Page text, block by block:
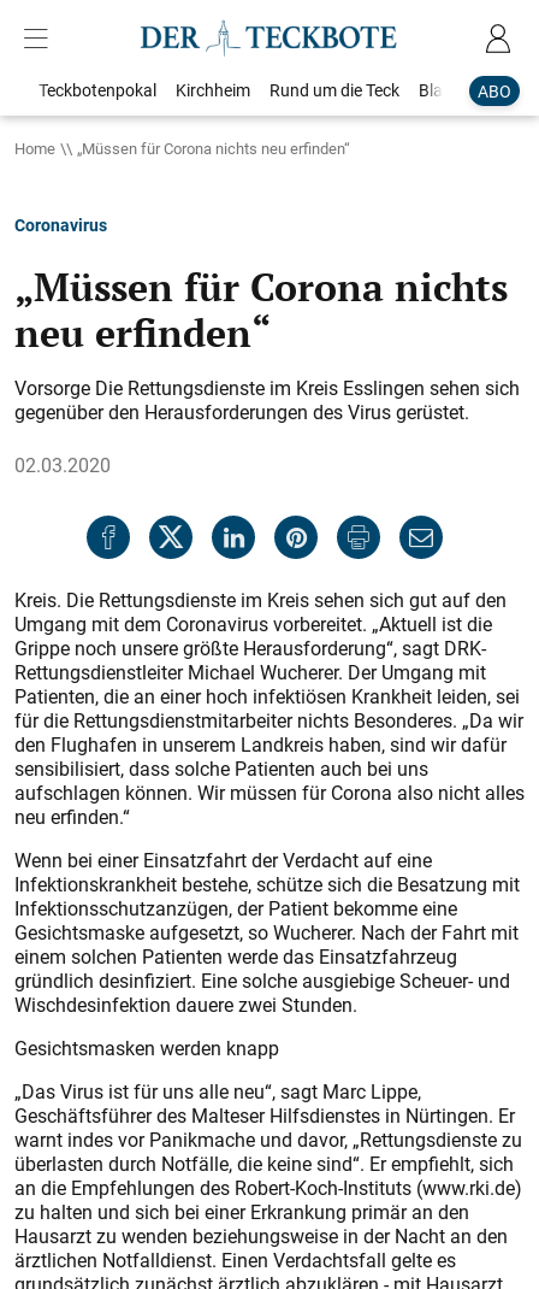
ABO
Teckbotenpokal Kirchheim Rund um die Teck Blaulicht
Home „Müssen für Corona nichts neu erfinden“
Coronavirus
„Müssen für Corona nichts
neu erfinden“
Vorsorge Die Rettungsdienste im Kreis Esslingen sehen sich
gegenüber den Herausforderungen des Virus gerüstet.
02.03.2020
Kreis. Die Rettungsdienste im Kreis sehen sich gut auf den
Umgang mit dem Coronavirus vorbereitet. „Aktuell ist die
Grippe noch unsere größte Herausforderung“, sagt DRK-
Rettungsdienstleiter Michael Wucherer. Der Umgang mit
Patienten, die an einer hoch infektiösen Krankheit leiden, sei
für die Rettungsdienstmitarbeiter nichts Besonderes. „Da wir
den Flughafen in unserem Landkreis haben, sind wir dafür
sensibilisiert, dass solche Patienten auch bei uns
aufschlagen können. Wir müssen für Corona also nicht alles
neu erfinden.“
Wenn bei einer Einsatzfahrt der Verdacht auf eine
Infektionskrankheit bestehe, schütze sich die Besatzung mit
Infektionsschutzanzügen, der Patient bekomme eine
Gesichtsmaske aufgesetzt, so Wucherer. Nach der Fahrt mit
einem solchen Patienten werde das Einsatzfahrzeug
gründlich desinfiziert. Eine solche ausgiebige Scheuer- und
Wischdesinfektion dauere zwei Stunden.
Gesichtsmasken werden knapp
„Das Virus ist für uns alle neu“, sagt Marc Lippe,
Geschäftsführer des Malteser Hilfsdienstes in Nürtingen. Er
warnt indes vor Panikmache und davor, „Rettungsdienste zu
überlasten durch Notfälle, die keine sind“. Er emp­fiehlt, sich
an die Empfehlungen des Robert-Koch-Instituts (www.rki.de)
zu halten und sich bei einer Erkrankung primär an den
Hausarzt zu wenden beziehungsweise in der Nacht an den
ärztlichen Notfalldienst. Einen Verdachtsfall gelte es